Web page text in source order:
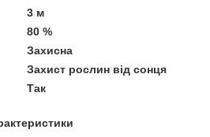
3 м
80 %
Захисна
Захист рослин від сонця
Так